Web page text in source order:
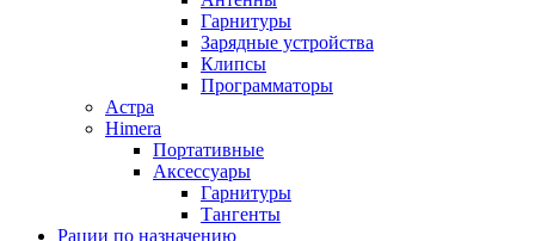
Гарнитуры
Зарядные устройства
Клипсы
Программаторы
Астра
Himera
Портативные
Аксессуары
Гарнитуры
Тангенты
Рации по назначению